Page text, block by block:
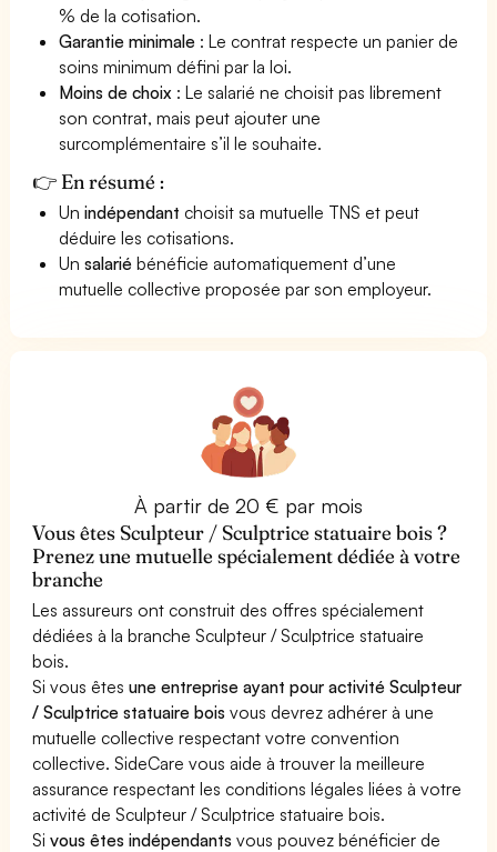
% de la cotisation.
Garantie minimale : Le contrat respecte un panier de
soins minimum défini par la loi.
Moins de choix : Le salarié ne choisit pas librement
son contrat, mais peut ajouter une
surcomplémentaire s’il le souhaite.
👉 En résumé :
Unindépendant choisit sa mutuelle TNS et peut
déduire les cotisations.
Unsalarié bénéficie automatiquement d’une
mutuelle collective proposée par son employeur.
À partir de 20 € par mois
Vous êtes Sculpteur / Sculptrice statuaire bois ?
Prenez une mutuelle spécialement dédiée à votre
branche
Les assureurs ont construit des offres spécialement
dédiées à la branche Sculpteur / Sculptrice statuaire
bois.
Si vous êtesune entreprise ayant pour activité Sculpteur
/ Sculptrice statuaire bois vous devrez adhérer à une
mutuelle collective respectant votre convention
collective. SideCare vous aide à trouver la meilleure
assurance respectant les conditions légales liées à votre
activité de Sculpteur / Sculptrice statuaire bois.
Sivous êtes indépendants vous pouvez bénéficier de